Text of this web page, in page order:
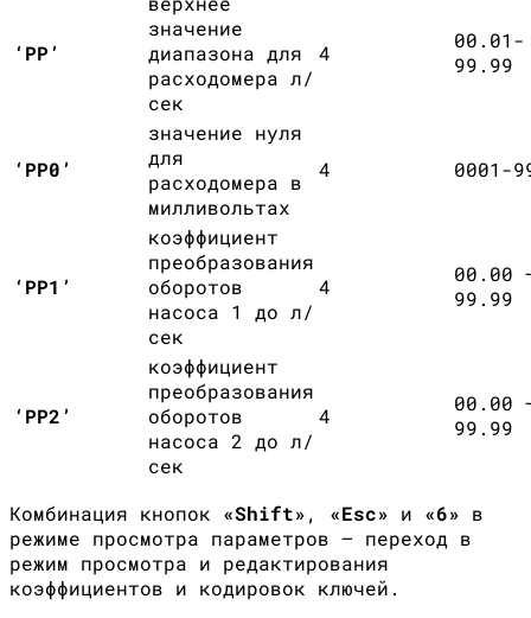
‘РР’
значение
диапазона для
расходомера л/
сек
4
00.01-
99.99
‘РР0’
значение нуля
для
расходомера в
милливольтах
4 0001-
‘РР1’
коэффициент
преобразования
оборотов
насоса 1 до л/
сек
4
00.00
99.99
‘РР2’
коэффициент
преобразования
оборотов
насоса 2 до л/
сек
4
00.00
99.99
Комбинация кнопок «Shift», «Esc» и «6» в
режиме просмотра параметров — переход в
режим просмотра и редактирования
коэффициентов и кодировок ключей.